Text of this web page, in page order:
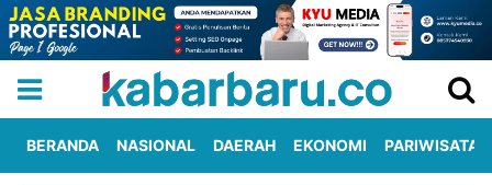
BERANDA NASIONAL DAERAH EKONOMI PARIWISATA